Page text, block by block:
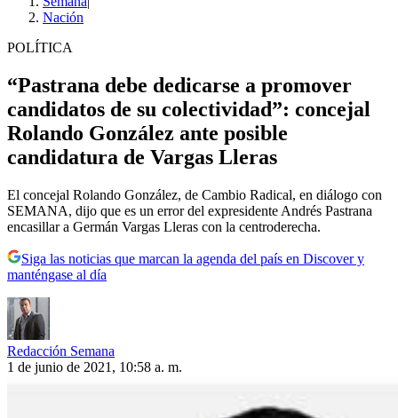
Nación
POLÍTICA
“Pastrana debe dedicarse a promover
candidatos de su colectividad”: concejal
Rolando González ante posible
candidatura de Vargas Lleras
El concejal Rolando González, de Cambio Radical, en diálogo con
SEMANA, dijo que es un error del expresidente Andrés Pastrana
encasillar a Germán Vargas Lleras con la centroderecha.
Siga las noticias que marcan la agenda del país en Discover y
manténgase al día
Redacción Semana
1 de junio de 2021, 10:58 a. m.